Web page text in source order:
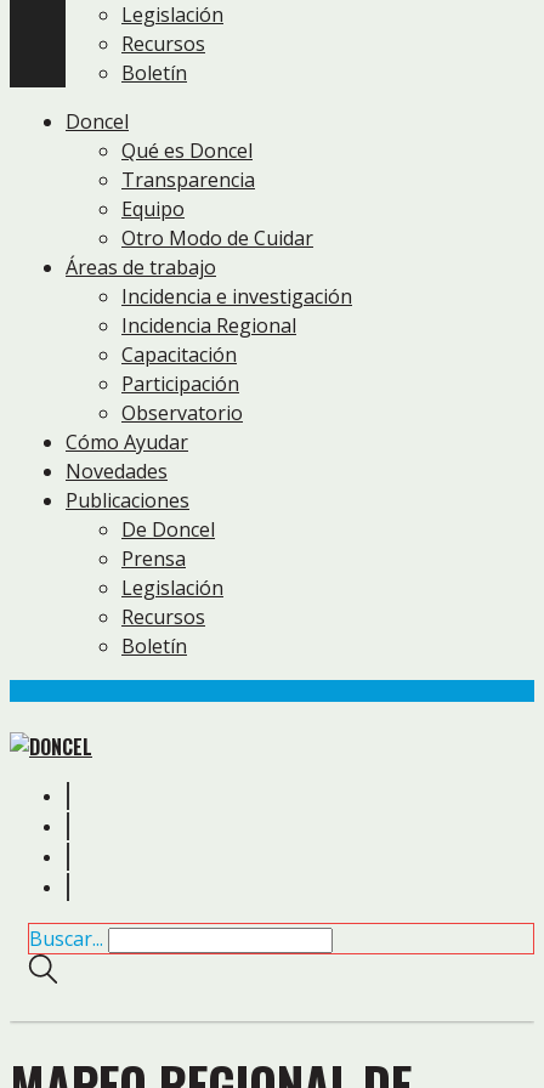
Legislación
Recursos
Boletín
Doncel
Qué es Doncel
Transparencia
Equipo
Otro Modo de Cuidar
Áreas de trabajo
Incidencia e investigación
Incidencia Regional
Capacitación
Participación
Observatorio
Cómo Ayudar
Novedades
Publicaciones
De Doncel
Prensa
Legislación
Recursos
Boletín
Buscar...